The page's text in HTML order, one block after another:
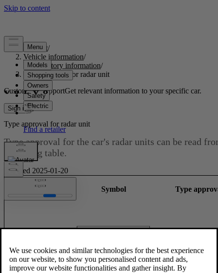
Support/
Vehicle information/
Regulatory information/
Type approval for radar unit
Customised supportGet relevant information to your specific car.
Sign in
Updated 2025-01-20
Type approval for radar unit
Type approval for the car's radar units can be read
following table.
ACC
&
PA
Symbol Type